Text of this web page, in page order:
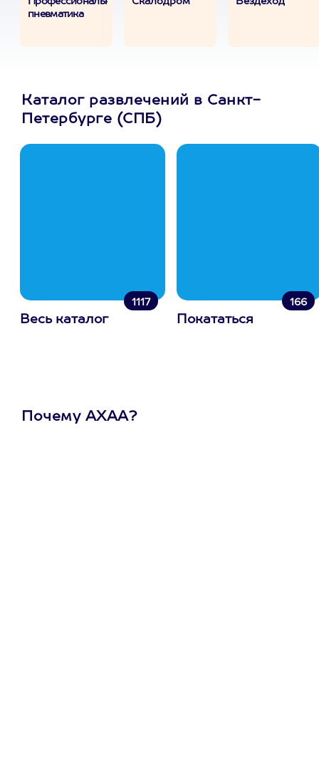
пневматика
Каталог развлечений в Санкт-
Петербурге (СПБ)
1117
Весь каталог
166
Покататься
Почему АХАА?